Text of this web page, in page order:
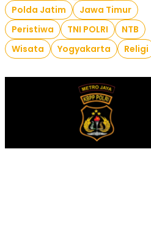
Polda Jatim
Jawa Timur
Peristiwa
TNI POLRI
NTB
Wisata
Yogyakarta Religi